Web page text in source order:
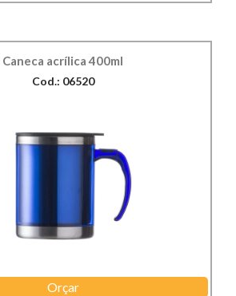
Caneca acrílica 400ml
Cod.: 06520
Orçar